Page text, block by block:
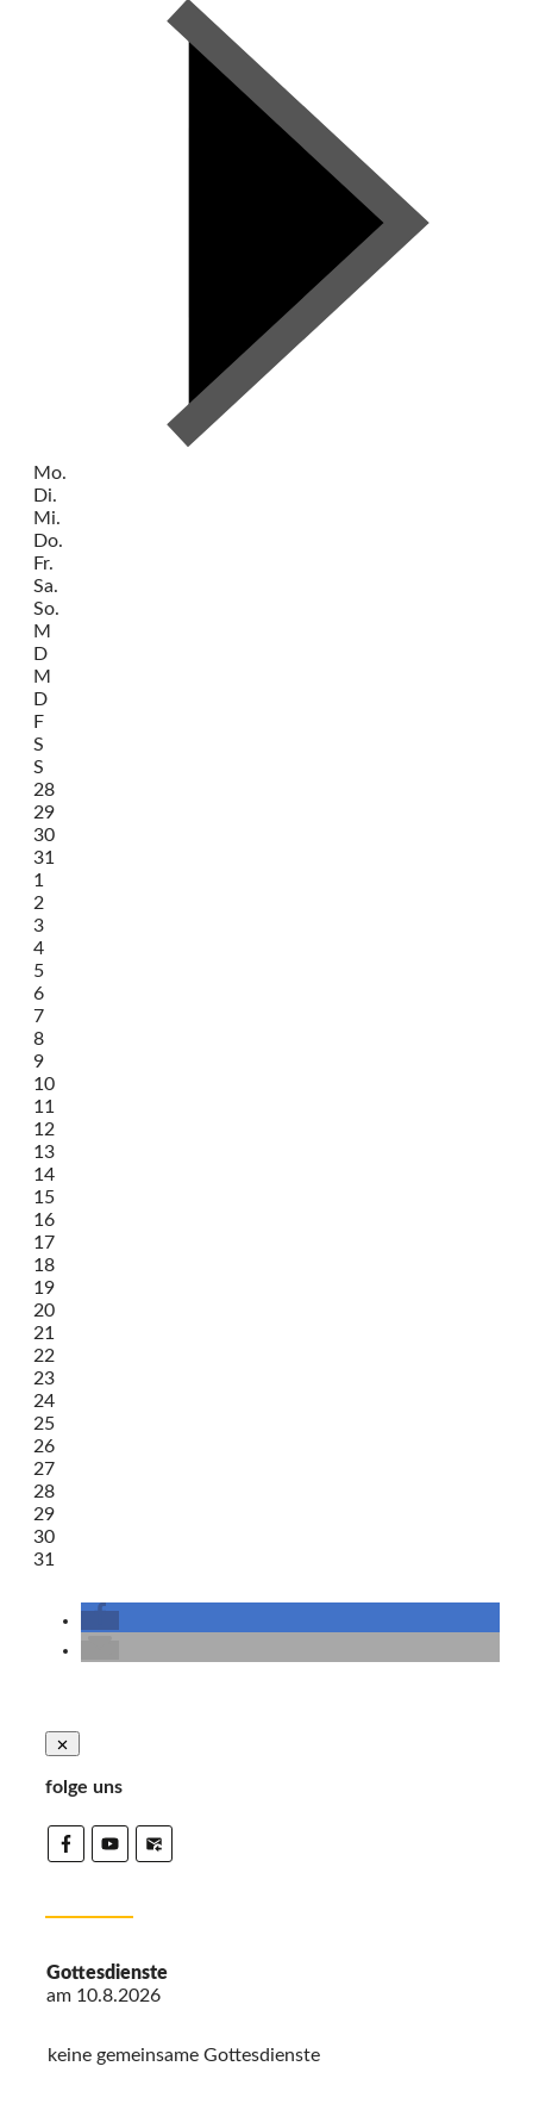
Mo.
Di.
Mi.
Do.
Fr.
Sa.
So.
M
D
M
D
F
S
S
28
29
30
31
1
2
3
4
5
6
7
8
9
10
11
12
13
14
15
16
17
18
19
20
21
22
23
24
25
26
27
28
29
30
31
folge uns
Gottesdienste
am 10.8.2026
keine gemeinsame Gottesdienste